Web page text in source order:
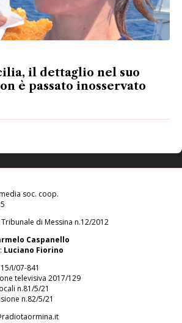
il dettaglio nel suo
è passato inosservato
soc. coop.
di Messina n.12/2012
Caspanello
Luciano Fiorino
I/07-841
televisiva 2017/129
n.81/5/21
n.82/5/21